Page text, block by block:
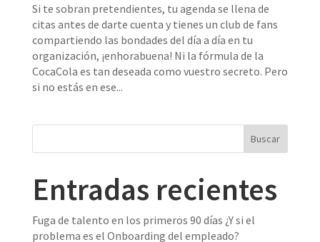
Si te sobran pretendientes, tu agenda se llena de
citas antes de darte cuenta y tienes un club de fans
compartiendo las bondades del día a día en tu
organización, ¡enhorabuena! Ni la fórmula de la
CocaCola es tan deseada como vuestro secreto. Pero
si no estás en ese...
Entradas recientes
Fuga de talento en los primeros 90 días ¿Y si el
problema es el Onboarding del empleado?